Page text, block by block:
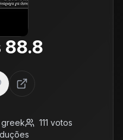
88.8
greek 111 votos